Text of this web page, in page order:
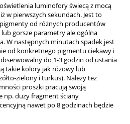
luminofory świecą z mocą
w pierwszych sekundach. Jest to
od różnych producentów
gorsze parametry ale ogólna
W następnych minutach spadek jest
od konkretnego pigmentu ciekawy i
do 1-3 godzin od ustania
takie kolory jak różowy lub
zielony i turkus). Należy też
proszki pracują swoją
np. duży fragment ściany
nawet po 8 godzinach będzie